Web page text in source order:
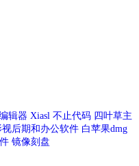
辑器 Xiasl 不止代码 四叶草主
视后期和办公软件 白苹果dmg
镜像刻盘